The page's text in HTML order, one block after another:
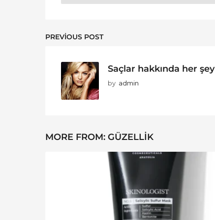
PREVIOUS POST
Saçlar hakkında her şey
by admin
MORE FROM: GÜZELLIK